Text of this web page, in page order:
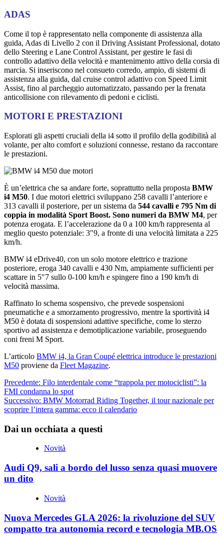
ADAS
Come il top è rappresentato nella componente di assistenza alla
guida, Adas di Livello 2 con il Driving Assistant Professional, dotato
dello Steering e Lane Control Assistant, per gestire le fasi di
controllo adattivo della velocità e mantenimento attivo della corsia di
marcia. Si inseriscono nel consueto corredo, ampio, di sistemi di
assistenza alla guida, dal cruise control adattivo con Speed Limit
Assist, fino al parcheggio automatizzato, passando per la frenata
anticollisione con rilevamento di pedoni e ciclisti.
MOTORI E PRESTAZIONI
Esplorati gli aspetti cruciali della i4 sotto il profilo della godibilità al
volante, per alto comfort e soluzioni connesse, restano da raccontare
le prestazioni.
È un’elettrica che sa andare forte, soprattutto nella proposta BMW
i4 M50. I due motori elettrici sviluppano 258 cavalli l’anteriore e
313 cavalli il posteriore, per un sistema da 544 cavalli e 795 Nm di
coppia in modalità Sport Boost. Sono numeri da BMW M4, per
potenza erogata. E l’accelerazione da 0 a 100 km/h rappresenta al
meglio questo potenziale: 3″9, a fronte di una velocità limitata a 225
km/h.
BMW i4 eDrive40, con un solo motore elettrico e trazione
posteriore, eroga 340 cavalli e 430 Nm, ampiamente sufficienti per
scattare in 5″7 sullo 0-100 km/h e spingere fino a 190 km/h di
velocità massima.
Raffinato lo schema sospensivo, che prevede sospensioni
pneumatiche e a smorzamento progressivo, mentre la sportività i4
M50 è dotata di sospensioni adattive specifiche, come lo sterzo
sportivo ad assistenza e demotiplicazione variabile, proseguendo
coni freni M Sport.
L’articolo BMW i4, la Gran Coupé elettrica introduce le prestazioni
M50 proviene da Fleet Magazine.
Navigazione
articolo
Precedente: Filo interdentale come “trappola per motociclisti”: la
FMI condanna lo spot
Successivo: BMW Motorrad Riding Together, il tour nazionale per
scoprire l’intera gamma: ecco il calendario
Dai un occhiata a questi
Novità
Audi Q9, sali a bordo del lusso senza quasi muovere
un dito
Novità
Nuova Mercedes GLA 2026: la rivoluzione del SUV
compatto tra autonomia record e tecnologia MB.OS